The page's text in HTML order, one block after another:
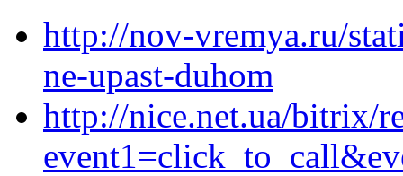
http://nov-vremya.ru/
ne-upast-duhom
http://nice.net.ua/bitrix/